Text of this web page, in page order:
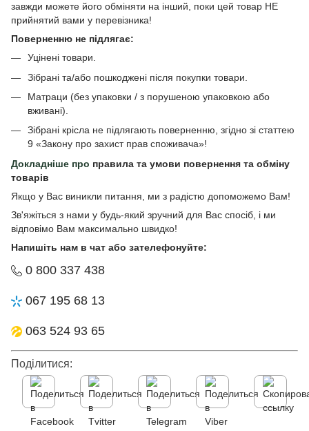
завжди можете його обміняти на інший, поки цей товар НЕ
прийнятий вами у перевізника!
Поверненню не підлягає:
Уцінені товари.
Зібрані та/або пошкоджені після покупки товари.
Матраци (без упаковки / з порушеною упаковкою або
вживані).
Зібрані крісла не підлягають поверненню, згідно зі статтею
9 «Закону про захист прав споживача»!
Докладніше про правила та умови повернення та обміну
товарів
Якщо у Вас виникли питання, ми з радістю допоможемо Вам!
Зв'яжіться з нами у будь-який зручний для Вас спосіб, і ми
відповімо Вам максимально швидко!
Напишіть нам в чат або зателефонуйте:
0 800 337 438
067 195 68 13
063 524 93 65
Поділитися: